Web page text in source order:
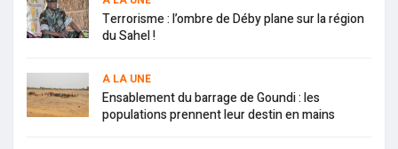
Terrorisme : l’ombre de Déby plane sur la région
du Sahel !
A LA UNE
Ensablement du barrage de Goundi : les
populations prennent leur destin en mains